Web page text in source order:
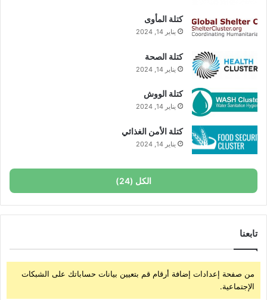
كتلة المأوى
يناير 14, 2024
كتلة الصحة
يناير 14, 2024
كتلة الووش
يناير 14, 2024
كتلة الأمن الغذائي
يناير 14, 2024
الكل (24)
تابعنا
من صفحة إعدادات إضافة أرقام قم بتعيين بيانات حساباتك على الشبكات
الإجتماعية.